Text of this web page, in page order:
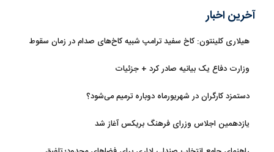
آخرین اخبار
هیلاری کلینتون: کاخ سفید ترامپ شبیه کاخ‌های صدام در زمان سقوط
وزارت دفاع یک بیانیه صادر کرد + جزئیات
دستمزد کارگران در شهریورماه دوباره ترمیم می‌شود؟
یازدهمین اجلاس وزرای فرهنگ بریکس آغاز شد